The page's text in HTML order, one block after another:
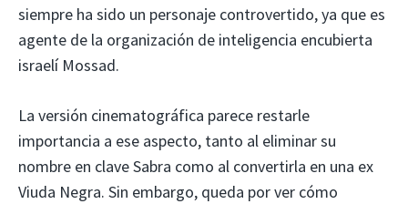
siempre ha sido un personaje controvertido, ya que es
agente de la organización de inteligencia encubierta
israelí Mossad.
La versión cinematográfica parece restarle
importancia a ese aspecto, tanto al eliminar su
nombre en clave Sabra como al convertirla en una ex
Viuda Negra. Sin embargo, queda por ver cómo